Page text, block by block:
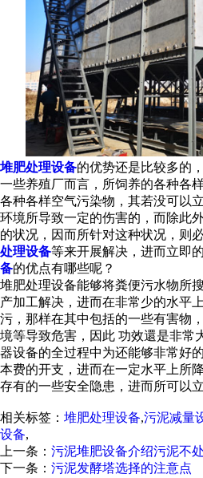
堆肥处理设备的优势还是比较多的
一些养殖厂而言，所饲养的各种各
各种各样空气污染物，其若没可以
环境所导致一定的伤害的，而除此
的状况，因而所针对这种状况，则
处理设备等来开展解决，进而立即
备的优点有哪些呢？
堆肥处理设备能够将粪便污水物所
产加工解决，进而在非常少的水平
污，那样在其中包括的一些有害物
境等导致危害，因此 功效還是非常
器设备的全过程中为还能够非常好
本费的开支，进而在一定水平上所
存有的一些安全隐患，进而所可以
相关标签： 堆肥处理设备,污泥减量
设备,
上一条： 污泥堆肥设备介绍污泥不
下一条： 污泥发酵塔选择的注意点